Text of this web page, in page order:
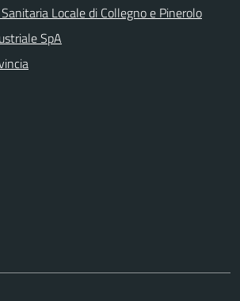
Locale di Collegno e Pinerolo
SpA